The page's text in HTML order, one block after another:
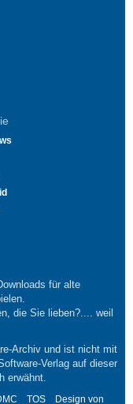
für alte
die Sie lieben?.... weil
Archiv und ist nicht mit
Verlag auf dieser
erwähnt.
TOS Design von